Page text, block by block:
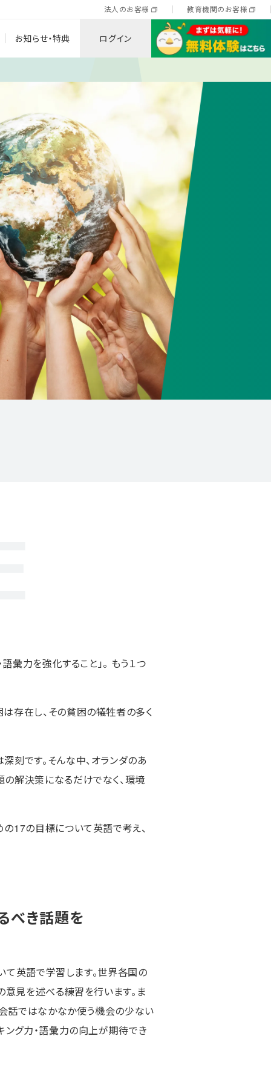
法人のお客様 教育機関のお客様
お知らせ・特典 ログイン
彙力を強化すること」。 もう１つ
存在し、その貧困の犠牲者の多く
刻です。そんな中、オランダのあ
解決策になるだけでなく、環境
17の目標について英語で考え、
べき話題を
て英語で学習します。世界各国の
意見を述べる練習を行います。ま
話ではなかなか使う機会の少ない
ング力・語彙力の向上が期待でき